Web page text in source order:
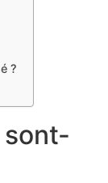
?
sont-